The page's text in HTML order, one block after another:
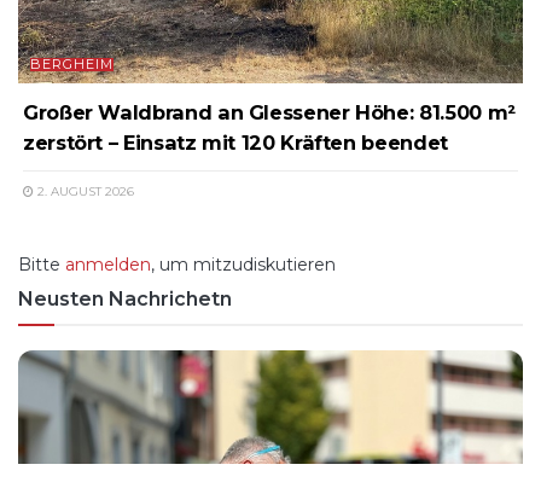
BERGHEIM
Großer Waldbrand an Glessener Höhe: 81.500 m²
zerstört – Einsatz mit 120 Kräften beendet
2. AUGUST 2026
Bitte anmelden, um mitzudiskutieren
Neusten Nachrichetn